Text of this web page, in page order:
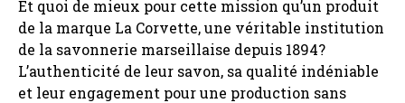
Et quoi de mieux pour cette mission qu’un produit
de la marque La Corvette, une véritable institution
de la savonnerie marseillaise depuis 1894?
L’authenticité de leur savon, sa qualité indéniable
et leur engagement pour une production sans